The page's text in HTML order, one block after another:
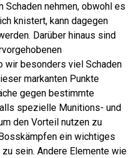
nehmen, obwohl es
knistert, kann dagegen
Darüber hinaus sind
wir besonders viel Schaden
markanten Punkte
gegen bestimmte
spezielle Munitions- und
den Vorteil nutzen zu
ein wichtiges
sein. Andere Elemente wie